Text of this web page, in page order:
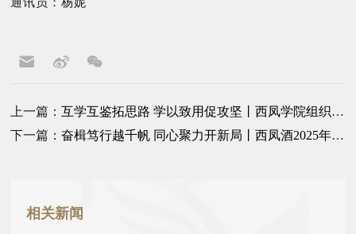
上一篇：互学互鉴拓思路 学以致用促攻坚丨西凤学院组织分公司负责人赴江苏市场开展学习交流
下一篇：奋楫笃行越千帆 同心聚力开新局丨西凤酒2025年度全球经销商大会成功召开
相关新闻